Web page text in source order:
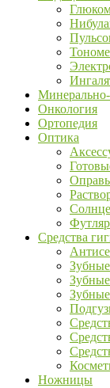
Минерально-
Онкология
Ортопедия
Оптика
Средства
Ножницы